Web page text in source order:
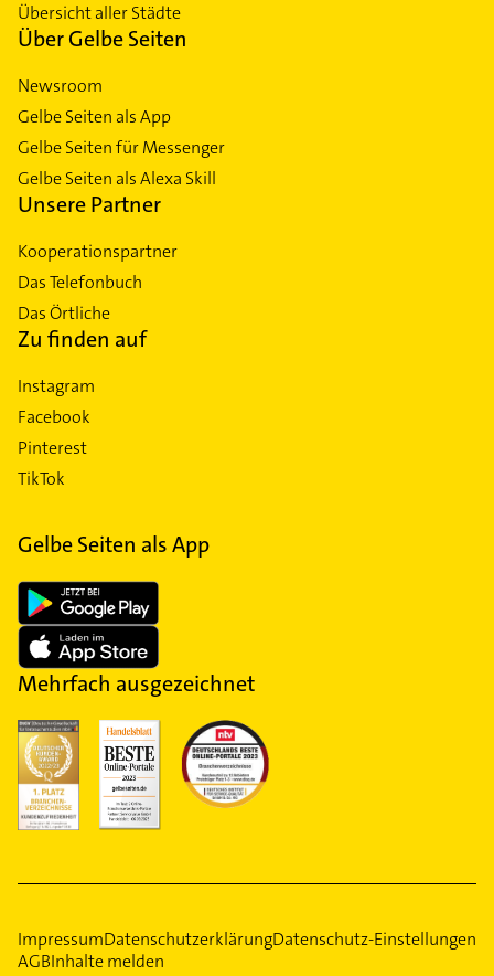
Übersicht aller Städte
Über Gelbe Seiten
Newsroom
Gelbe Seiten als App
Gelbe Seiten für Messenger
Gelbe Seiten als Alexa Skill
Unsere Partner
Kooperationspartner
Das Telefonbuch
Das Örtliche
Zu finden auf
Instagram
Facebook
Pinterest
TikTok
Gelbe Seiten als App
Mehrfach ausgezeichnet
ImpressumDatenschutzerklärungDatenschutz-Einstellungen
AGBInhalte melden